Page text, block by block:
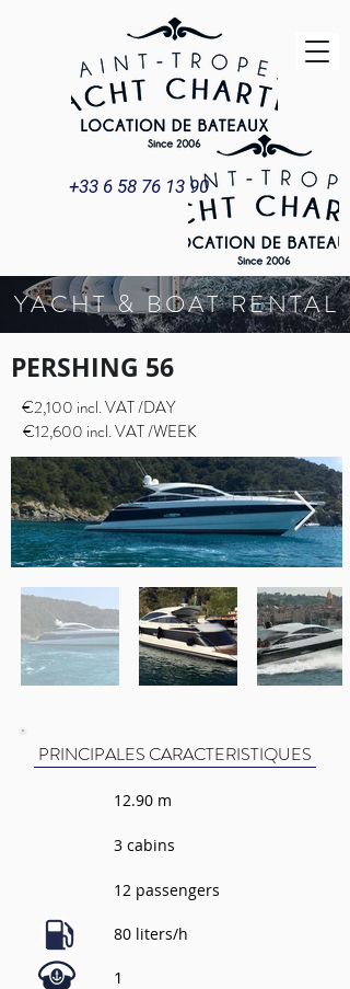
+33 6 58 76 13 90
YACHT & BOAT RENTAL
PERSHING 56
€2,100 incl. VAT /DAY
€12,600 incl. VAT /WEEK
PRINCIPALES CARACTERISTIQUES
12.90 m
3 cabins
12 passengers
80 liters/h
1